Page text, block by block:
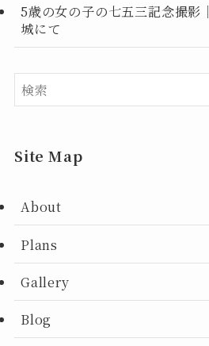
5歳の女の子の七五三記念撮影
城にて
Site Map
About
Plans
Gallery
Blog